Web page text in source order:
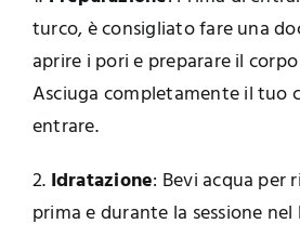
turco, è consigliato fare una
aprire i pori e preparare il
Asciuga completamente il tuo
entrare.
2. Idratazione: Bevi acqua per
prima e durante la sessione